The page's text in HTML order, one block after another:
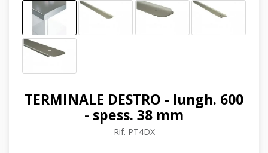
TERMINALE DESTRO - lungh. 600
- spess. 38 mm
Rif. PT4DX